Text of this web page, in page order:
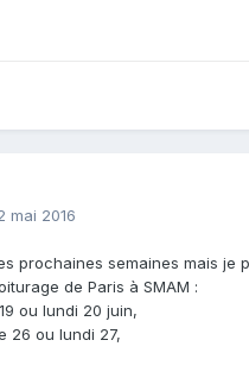
mai 2016
prochaines semaines mais je
de Paris à SMAM :
ou lundi 20 juin,
26 ou lundi 27,